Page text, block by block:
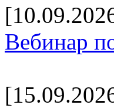
Вебинар